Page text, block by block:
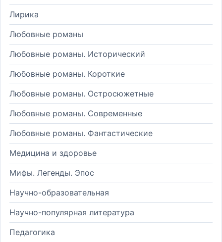
Лирика
Любовные романы
Любовные романы. Исторический
Любовные романы. Короткие
Любовные романы. Остросюжетные
Любовные романы. Современные
Любовные романы. Фантастические
Медицина и здоровье
Мифы. Легенды. Эпос
Научно-образовательная
Научно-популярная литература
Педагогика